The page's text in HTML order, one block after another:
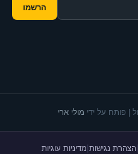
הרשמו
מולי ארי
הצהרת נגישות מדיניות עוגיות